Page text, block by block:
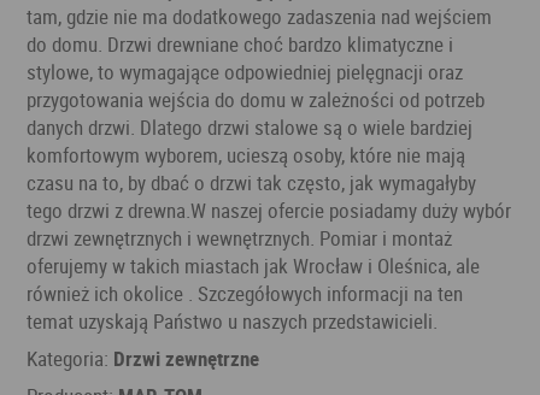
tam, gdzie nie ma dodatkowego zadaszenia nad wejściem
do domu. Drzwi drewniane choć bardzo klimatyczne i
stylowe, to wymagające odpowiedniej pielęgnacji oraz
przygotowania wejścia do domu w zależności od potrzeb
danych drzwi. Dlatego drzwi stalowe są o wiele bardziej
komfortowym wyborem, ucieszą osoby, które nie mają
czasu na to, by dbać o drzwi tak często, jak wymagałyby
tego drzwi z drewna.W naszej ofercie posiadamy duży wybór
drzwi zewnętrznych i wewnętrznych. Pomiar i montaż
oferujemy w takich miastach jak Wrocław i Oleśnica, ale
również ich okolice . Szczegółowych informacji na ten
temat uzyskają Państwo u naszych przedstawicieli.
Kategoria: Drzwi zewnętrzne